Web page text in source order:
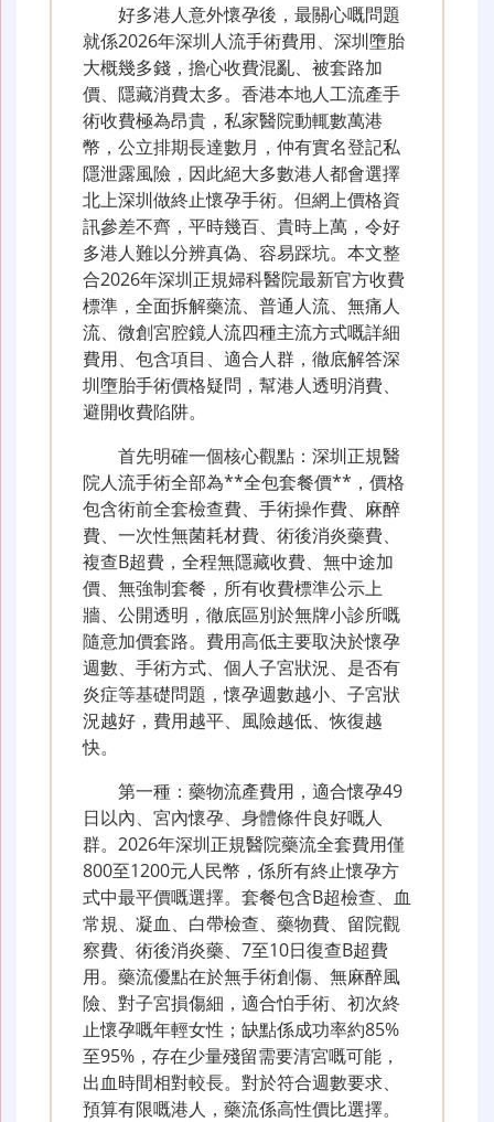
好多港人意外懷孕後，最關心嘅問題
就係2026年深圳人流手術費用、深圳墮胎
大概幾多錢，擔心收費混亂、被套路加
價、隱藏消費太多。香港本地人工流產手
術收費極為昂貴，私家醫院動輒數萬港
幣，公立排期長達數月，仲有實名登記私
隱泄露風險，因此絕大多數港人都會選擇
北上深圳做終止懷孕手術。但網上價格資
訊參差不齊，平時幾百、貴時上萬，令好
多港人難以分辨真偽、容易踩坑。本文整
合2026年深圳正規婦科醫院最新官方收費
標準，全面拆解藥流、普通人流、無痛人
流、微創宮腔鏡人流四種主流方式嘅詳細
費用、包含項目、適合人群，徹底解答深
圳墮胎手術價格疑問，幫港人透明消費、
避開收費陷阱。
首先明確一個核心觀點：深圳正規醫
院人流手術全部為**全包套餐價**，價格
包含術前全套檢查費、手術操作費、麻醉
費、一次性無菌耗材費、術後消炎藥費、
複查B超費，全程無隱藏收費、無中途加
價、無強制套餐，所有收費標準公示上
牆、公開透明，徹底區別於無牌小診所嘅
隨意加價套路。費用高低主要取決於懷孕
週數、手術方式、個人子宮狀況、是否有
炎症等基礎問題，懷孕週數越小、子宮狀
況越好，費用越平、風險越低、恢復越
快。
第一種：藥物流產費用，適合懷孕49
日以內、宮內懷孕、身體條件良好嘅人
群。2026年深圳正規醫院藥流全套費用僅
800至1200元人民幣，係所有終止懷孕方
式中最平價嘅選擇。套餐包含B超檢查、血
常規、凝血、白帶檢查、藥物費、留院觀
察費、術後消炎藥、7至10日復查B超費
用。藥流優點在於無手術創傷、無麻醉風
險、對子宮損傷細，適合怕手術、初次終
止懷孕嘅年輕女性；缺點係成功率約85%
至95%，存在少量殘留需要清宮嘅可能，
出血時間相對較長。對於符合週數要求、
預算有限嘅港人，藥流係高性價比選擇。